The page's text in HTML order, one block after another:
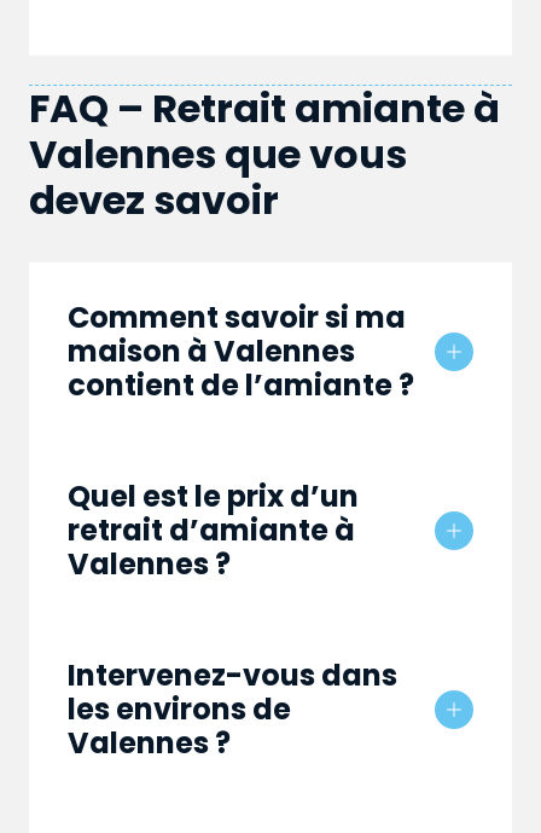
FAQ – Retrait amiante à
Valennes que vous
devez savoir
Comment savoir si ma
maison à Valennes
contient de l’amiante ?
Quel est le prix d’un
retrait d’amiante à
Valennes ?
Intervenez-vous dans
les environs de
Valennes ?